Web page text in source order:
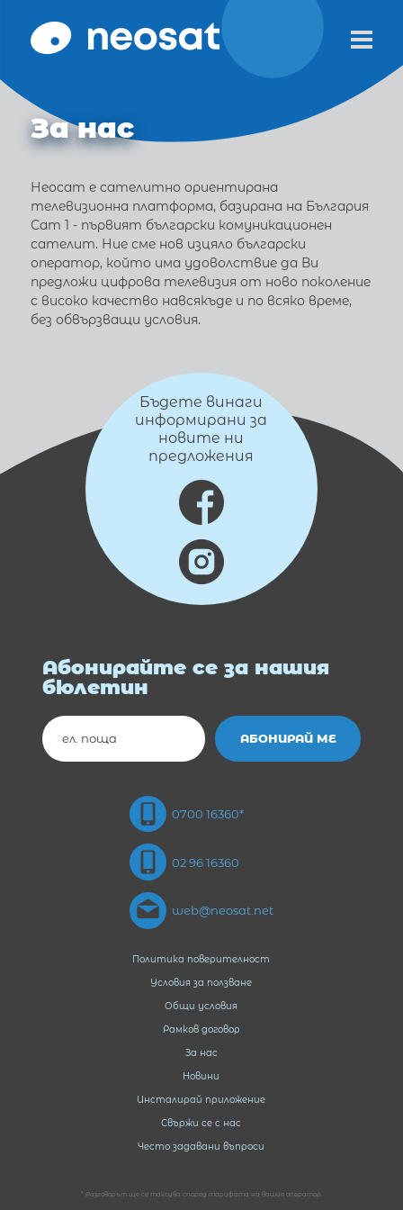
За нас
Неосат е сателитно ориентирана
телевизионна платформа, базирана на България
Сат 1 - първият български комуникационен
сателит. Ние сме нов изцяло български
оператор, който има удоволствие да Ви
предложи цифрова телевизия от ново поколение
с високо качество навсякъде и по всяко време,
без обвързващи условия.
Бъдете винаги
информирани за
новите ни
предложения
Абонирайте се за нашия
бюлетин
0700 16360*
02 96 16360
web@neosat.net
Политика поверителност
Условия за ползване
Общи условия
Рамков договор
За нас
Новини
Инсталирай приложение
Свържи се с нас
Често задавани въпроси
* Разговорът ще се таксува според тарифата на вашия оператор.